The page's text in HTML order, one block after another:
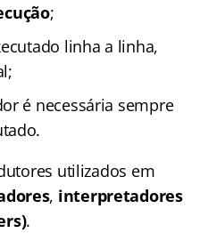
;
linha a linha,
é necessária sempre
utilizados em
, interpretadores
.